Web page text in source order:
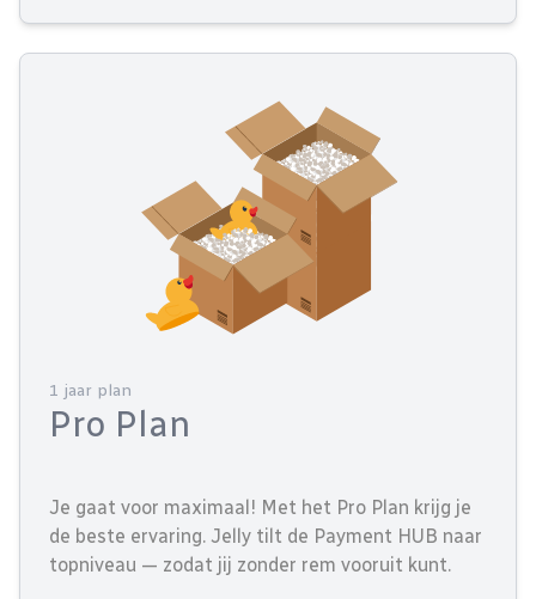
1 jaar plan
Pro Plan
Je gaat voor maximaal! Met het Pro Plan krijg je
de beste ervaring. Jelly tilt de Payment HUB naar
topniveau — zodat jij zonder rem vooruit kunt.